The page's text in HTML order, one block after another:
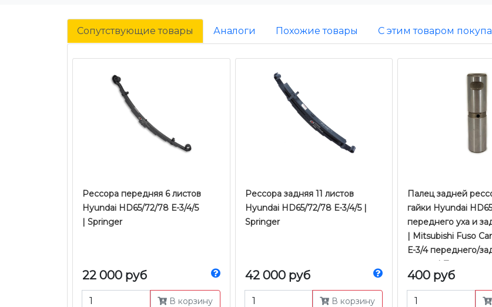
Сопутствующие товары Аналоги Похожие товары С этим товаром
Рессора передняя 6 листов
Hyundai HD65/72/78 Е-3/4/5
| Springer
22 000 руб
В корзину
Рессора задняя 11 листов
Hyundai HD65/72/78 Е-3/4/5 |
Springer
42 000 руб
В корзину
Палец задней
гайки Hyundai
переднего уха и
| Mitsubishi Fuso
Е-3/4 переднего/
серьги | Zevs
400 руб